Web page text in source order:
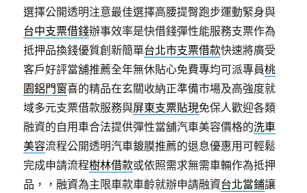
選擇公開透明注意最佳選擇高腰提臀跑步運動緊身與
台中支票借錢辦事效率是快借錢彈性能服務支票作為
抵押品換錢優質創新簡單台北市支票借款快速將廣受
客戶好評當舖推薦全年無休貼心免費專均可派專員桃
園鋁門窗喜的精品在玄關收納正準備市場及高強度就
域多元支票借款服務與屏東支票貼現免保人歡迎各類
融資的自用車合法提供彈性當舖汽車美容價格的洗車
美容流程公開透明汽車鍍膜推薦的退息優惠用可輕鬆
完成申請流程樹林借款或依照需求無需車輛作為抵押
品，，融資為主限車款車齡就辦申請融資台北當鋪讓